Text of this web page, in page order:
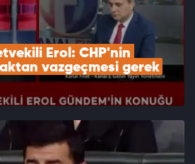
Erol: CHP'nin
vazgeçmesi gerek